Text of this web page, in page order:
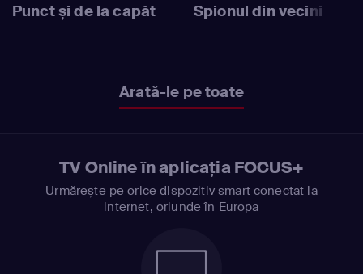
Punct și de la capăt Spionul din vecini
Arată-le pe toate
TV Online în aplicația FOCUS+
Urmărește pe orice dispozitiv smart conectat la
internet, oriunde în Europa